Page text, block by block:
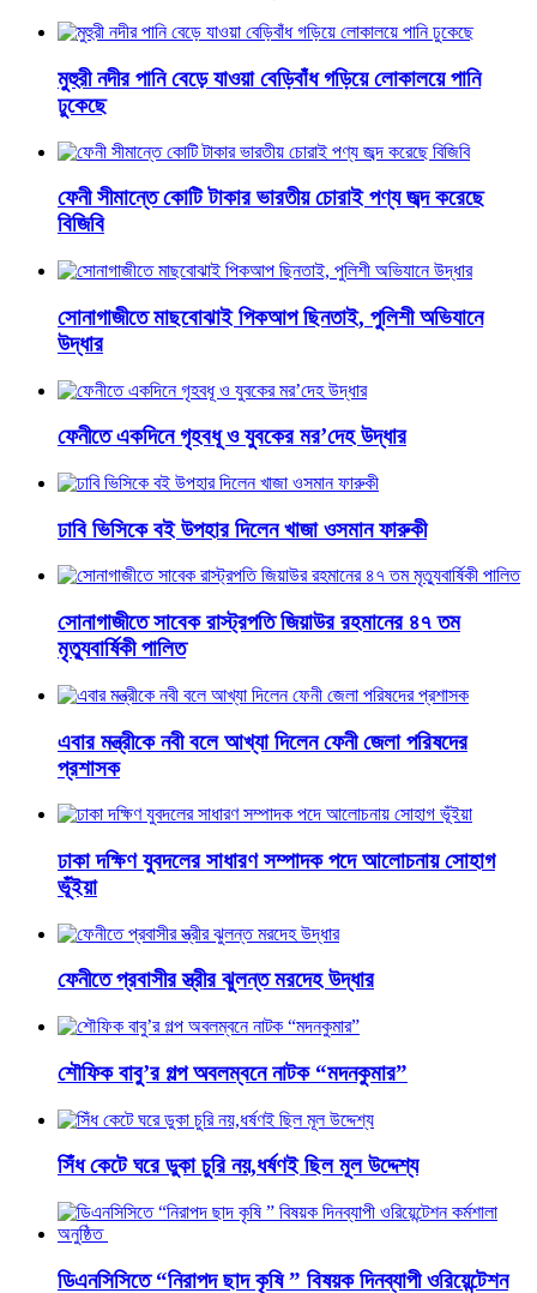
মুহুরী নদীর পানি বেড়ে যাওয়া বেড়িবাঁধ গড়িয়ে লোকালয়ে পানি
ঢুকেছে
ফেনী সীমান্তে কোটি টাকার ভারতীয় চোরাই পণ্য জব্দ করেছে
বিজিবি
সোনাগাজীতে মাছবোঝাই পিকআপ ছিনতাই, পুলিশী অভিযানে
উদ্ধার
ফেনীতে একদিনে গৃহবধূ ও যুবকের মর’দেহ উদ্ধার
ঢাবি ভিসিকে বই উপহার দিলেন খাজা ওসমান ফারুকী
সোনাগাজীতে সাবেক রাস্ট্রপতি জিয়াউর রহমানের ৪৭ তম
মৃত্যুবার্ষিকী পালিত
এবার মন্ত্রীকে নবী বলে আখ্যা দিলেন ফেনী জেলা পরিষদের
প্রশাসক
ঢাকা দক্ষিণ যুবদলের সাধারণ সম্পাদক পদে আলোচনায় সোহাগ
ভূঁইয়া
ফেনীতে প্রবাসীর স্ত্রীর ঝুলন্ত মরদেহ উদ্ধার
শৌফিক বাবু’র গল্প অবলম্বনে নাটক “মদনকুমার”
সিঁধ কেটে ঘরে ডুকা চুরি নয়,ধর্ষণই ছিল মূল উদ্দেশ্য
ডিএনসিসিতে “নিরাপদ ছাদ কৃষি ” বিষয়ক দিনব্যাপী ওরিয়েন্টেশন